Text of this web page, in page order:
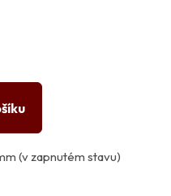
(v zapnutém stavu)